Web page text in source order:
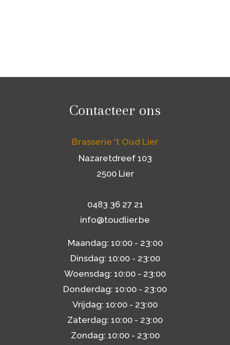
Contacteer ons
Brasserie 't Oud Lier
Nazaretdreef 103
2500 Lier
0483 36 27 21
info@toudlier.be
Maandag: 10:00 - 23:00
Dinsdag: 10:00 - 23:00
Woensdag: 10:00 - 23:00
Donderdag: 10:00 - 23:00
Vrijdag: 10:00 - 23:00
Zaterdag: 10:00 - 23:00
Zondag: 10:00 - 23:00